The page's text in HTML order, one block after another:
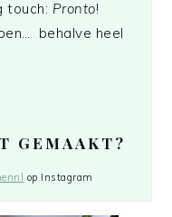
touch: Pronto!
behalve heel
GEMAAKT?
op Instagram